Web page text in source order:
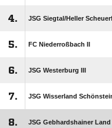
4. JSG Siegtal/​Heller
5. FC Niederroßbach II
6. JSG Westerburg III
7. JSG Wisserland Schönstein
8. JSG Gebhardshainer Land